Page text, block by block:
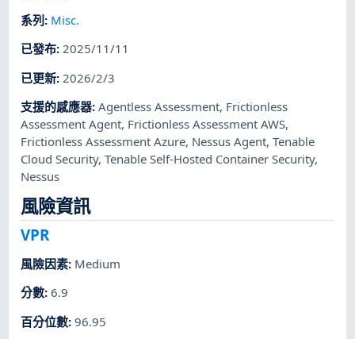
系列 : Misc.
已發布:2025/11/11
已更新: 2026/2/3
支援的感應器:Agentless Assessment, Frictionless
Assessment Agent, Frictionless Assessment AWS,
Frictionless Assessment Azure, Nessus Agent,Tenable
Cloud Security,Tenable Self-Hosted Container Security,
Nessus
風險資訊
VPR
風險因素: Medium
分數:6.9
百分位數:96.95